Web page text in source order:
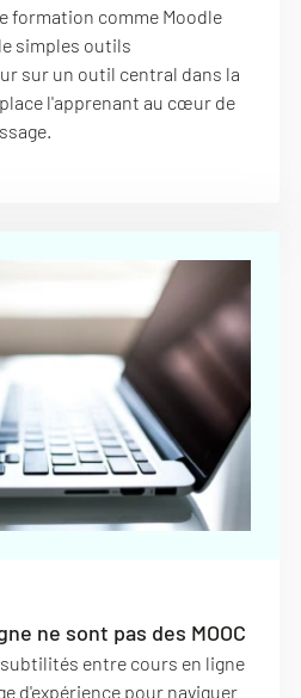
formation comme Moodle
simples outils
sur un outil central dans la
l'apprenant au cœur de
ne sont pas des MOOC
entre cours en ligne
d'expérience pour naviguer